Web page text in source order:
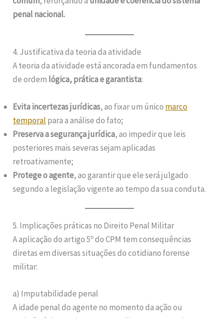
penal nacional.
4. Justificativa da teoria da atividade
A teoria da atividade está ancorada em fundamentos
de ordem lógica, prática e garantista:
Evita incertezas jurídicas, ao fixar um único marco
temporal para a análise do fato;
Preserva a segurança jurídica, ao impedir que leis
posteriores mais severas sejam aplicadas
retroativamente;
Protege o agente, ao garantir que ele será julgado
segundo a legislação vigente ao tempo da sua conduta.
5. Implicações práticas no Direito Penal Militar
A aplicação do artigo 5º do CPM tem consequências
diretas em diversas situações do cotidiano forense
militar:
a) Imputabilidade penal
A idade penal do agente no momento da ação ou